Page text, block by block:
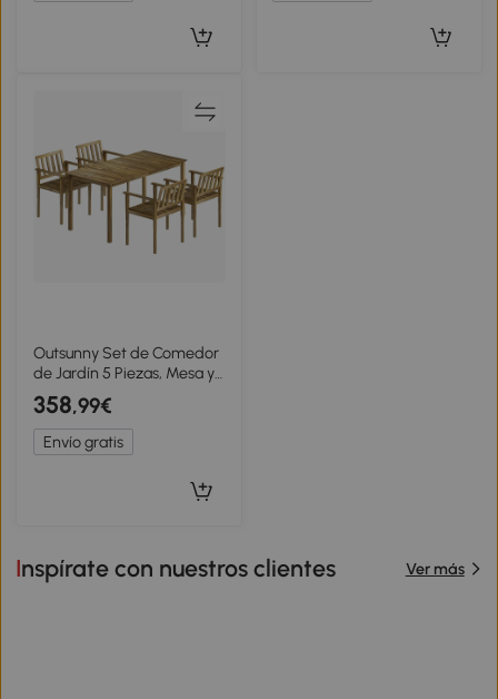
Outsunny Set de Comedor
de Jardín 5 Piezas, Mesa y
Sillas para 4 Personas, Teca
358,99€
Envío gratis
Inspírate con nuestros clientes Ver más